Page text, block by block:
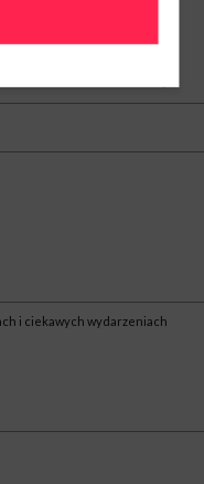
i ciekawych wydarzeniach